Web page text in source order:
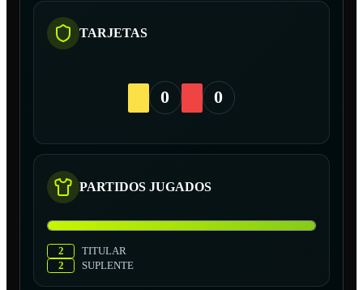
TARJETAS
0 0
PARTIDOS JUGADOS
2
TITULAR
2
SUPLENTE